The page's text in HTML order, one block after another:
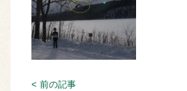
< 前の記事